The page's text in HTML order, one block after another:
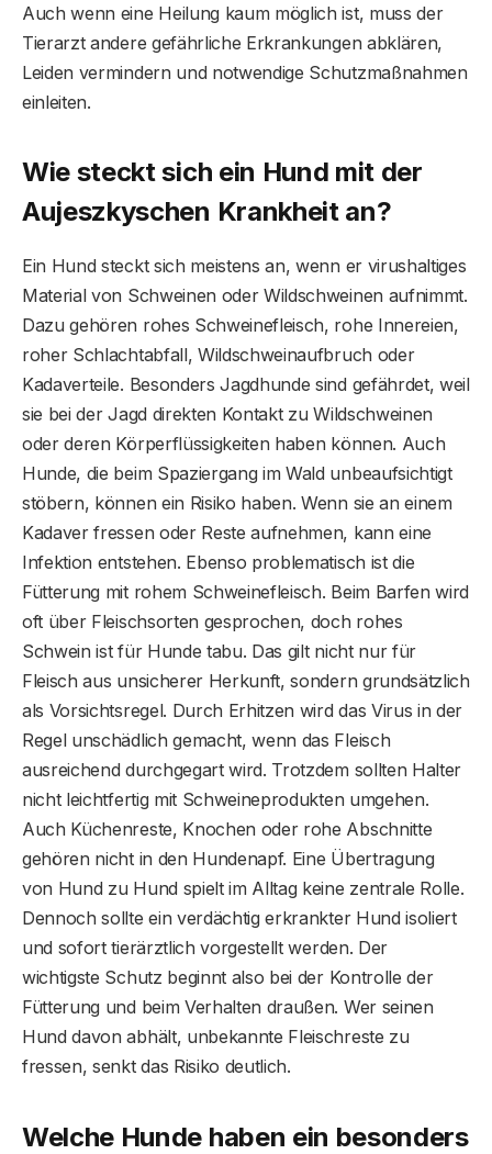
Auch wenn eine Heilung kaum möglich ist, muss der
Tierarzt andere gefährliche Erkrankungen abklären,
Leiden vermindern und notwendige Schutzmaßnahmen
einleiten.
Wie steckt sich ein Hund mit der
Aujeszkyschen Krankheit an?
Ein Hund steckt sich meistens an, wenn er virushaltiges
Material von Schweinen oder Wildschweinen aufnimmt.
Dazu gehören rohes Schweinefleisch, rohe Innereien,
roher Schlachtabfall, Wildschweinaufbruch oder
Kadaverteile. Besonders Jagdhunde sind gefährdet, weil
sie bei der Jagd direkten Kontakt zu Wildschweinen
oder deren Körperflüssigkeiten haben können. Auch
Hunde, die beim Spaziergang im Wald unbeaufsichtigt
stöbern, können ein Risiko haben. Wenn sie an einem
Kadaver fressen oder Reste aufnehmen, kann eine
Infektion entstehen. Ebenso problematisch ist die
Fütterung mit rohem Schweinefleisch. Beim Barfen wird
oft über Fleischsorten gesprochen, doch rohes
Schwein ist für Hunde tabu. Das gilt nicht nur für
Fleisch aus unsicherer Herkunft, sondern grundsätzlich
als Vorsichtsregel. Durch Erhitzen wird das Virus in der
Regel unschädlich gemacht, wenn das Fleisch
ausreichend durchgegart wird. Trotzdem sollten Halter
nicht leichtfertig mit Schweineprodukten umgehen.
Auch Küchenreste, Knochen oder rohe Abschnitte
gehören nicht in den Hundenapf. Eine Übertragung
von Hund zu Hund spielt im Alltag keine zentrale Rolle.
Dennoch sollte ein verdächtig erkrankter Hund isoliert
und sofort tierärztlich vorgestellt werden. Der
wichtigste Schutz beginnt also bei der Kontrolle der
Fütterung und beim Verhalten draußen. Wer seinen
Hund davon abhält, unbekannte Fleischreste zu
fressen, senkt das Risiko deutlich.
Welche Hunde haben ein besonders